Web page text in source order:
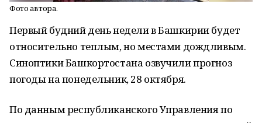
Фото автора.
Первый будний день недели в Башкирии будет
относительно теплым, но местами дождливым.
Синоптики Башкортостана озвучили прогноз
погоды на понедельник, 28 октября.
По данным республиканского Управления по